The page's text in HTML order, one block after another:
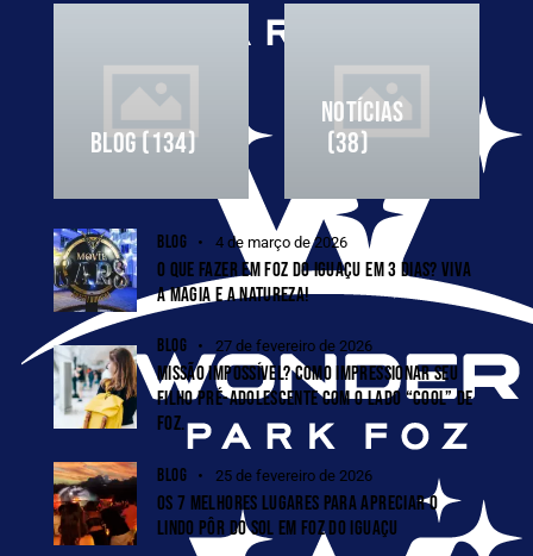
BLOG(134)
NOTÍCIAS
(38)
BLOG 4 de março de 2026
O QUE FAZER EM FOZ DO IGUAÇU EM 3 DIAS? VIVA
A MAGIA E A NATUREZA!
BLOG 27 de fevereiro de 2026
MISSÃO IMPOSSÍVEL? COMO IMPRESSIONAR SEU
FILHO PRÉ-ADOLESCENTE COM O LADO “COOL” DE
FOZ.
BLOG 25 de fevereiro de 2026
OS 7 MELHORES LUGARES PARA APRECIAR O
LINDO PÔR DO SOL EM FOZ DO IGUAÇU